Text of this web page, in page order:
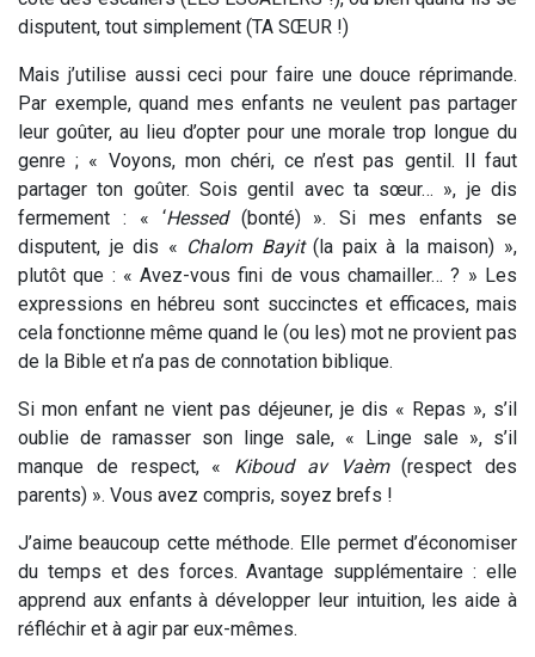
disputent, tout simplement (TA SŒUR !)
Mais j’utilise aussi ceci pour faire une douce réprimande.
Par exemple, quand mes enfants ne veulent pas partager
leur goûter, au lieu d’opter pour une morale trop longue du
genre ; « Voyons, mon chéri, ce n’est pas gentil. Il faut
partager ton goûter. Sois gentil avec ta sœur… », je dis
fermement : « ‘Hessed(bonté) ». Si mes enfants se
disputent, je dis « Chalom Bayit(la paix à la maison) »,
plutôt que : « Avez-vous fini de vous chamailler… ? » Les
expressions en hébreu sont succinctes et efficaces, mais
cela fonctionne même quand le (ou les) mot ne provient pas
de la Bible et n’a pas de connotation biblique.
Si mon enfant ne vient pas déjeuner, je dis « Repas », s’il
oublie de ramasser son linge sale, « Linge sale », s’il
manque de respect, « Kiboud av Vaèm(respect des
parents) ». Vous avez compris, soyez brefs !
J’aime beaucoup cette méthode. Elle permet d’économiser
du temps et des forces. Avantage supplémentaire : elle
apprend aux enfants à développer leur intuition, les aide à
réfléchir et à agir par eux-mêmes.